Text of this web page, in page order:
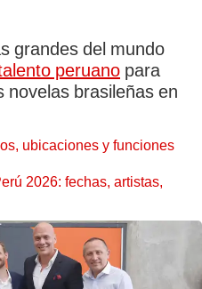
grandes del mundo
peruano para
novelas brasileñas en
ubicaciones y funciones
2026: fechas, artistas,